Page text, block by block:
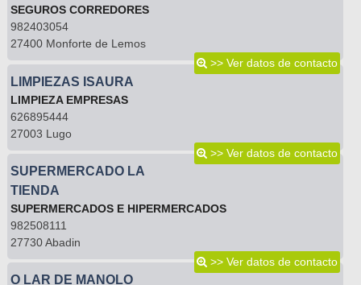
SEGUROS CORREDORES
982403054
27400 Monforte de Lemos
>> Ver datos de contacto
LIMPIEZAS ISAURA
LIMPIEZA EMPRESAS
626895444
27003 Lugo
>> Ver datos de contacto
SUPERMERCADO LA
TIENDA
SUPERMERCADOS E HIPERMERCADOS
982508111
27730 Abadin
>> Ver datos de contacto
O LAR DE MANOLO